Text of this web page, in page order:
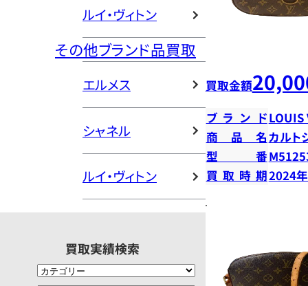
ルイ・ヴィトン
その他ブランド品買取
エルメス
シャネル
ルイ・ヴィトン
買取実績検索
買取金額
ブランドLOUIS
商品名カルト
型番
買取時期2024